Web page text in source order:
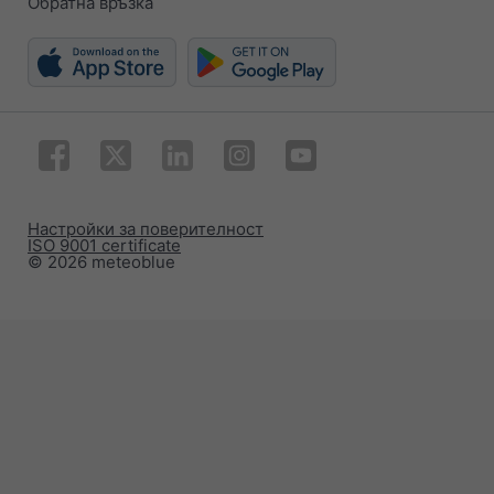
© 2026 meteoblue
ISO 9001 certificate
Настройки за поверителност